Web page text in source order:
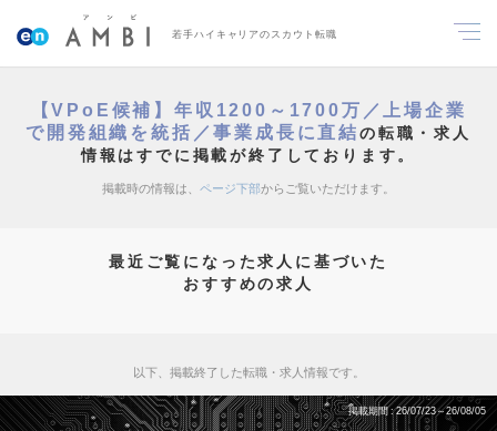
若手ハイキャリアのスカウト転職
【VPoE候補】年収1200～1700万／上場企業
で開発組織を統括／事業成長に直結の転職・求人
情報はすでに掲載が終了しております。
掲載時の情報は、 ページ下部からご覧いただけます。
最近ご覧になった求人に基づいた
おすすめの求人
以下、掲載終了した転職・求人情報です。
掲載期間 26/07/23～26/08/05